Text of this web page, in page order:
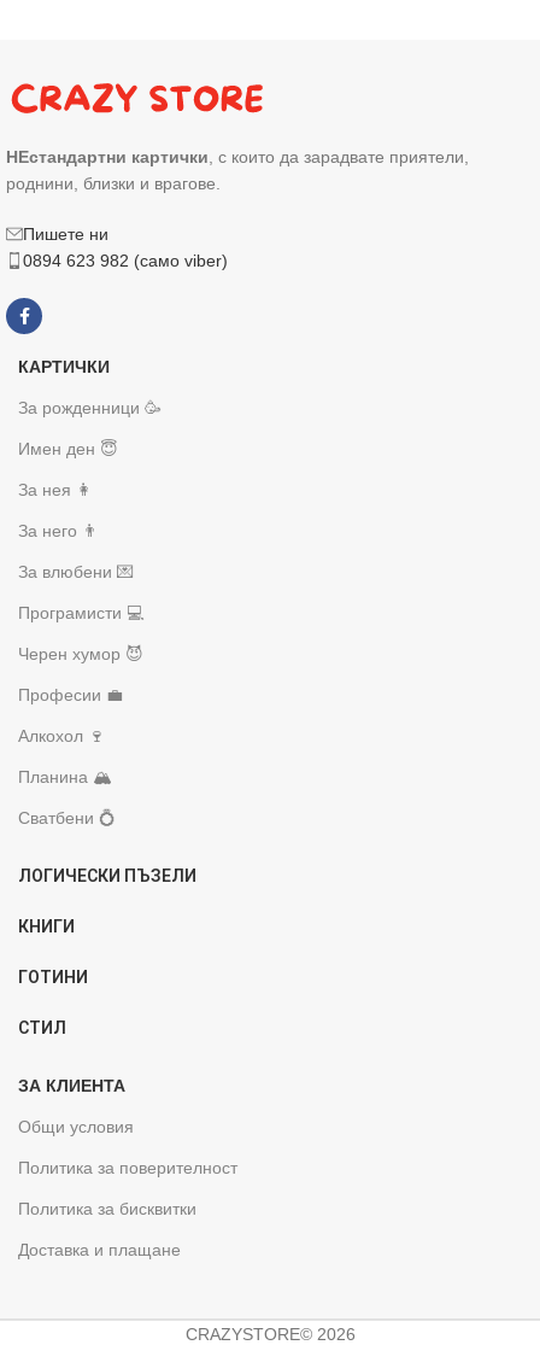
НЕстандартни картички, с които да зарадвате приятели,
роднини, близки и врагове.
Пишете ни
0894 623 982 (само viber)
КАРТИЧКИ
За рожденници 🥳
Имен ден 😇
За нея 👩
За него 👨
За влюбени 💌
Програмисти 💻
Черен хумор 😈
Професии 💼
Алкохол 🍷
Планина 🏔️
Сватбени 💍
ЛОГИЧЕСКИ ПЪЗЕЛИ
КНИГИ
ГОТИНИ
СТИЛ
ЗА КЛИЕНТА
Общи условия
Политика за поверителност
Политика за бисквитки
Доставка и плащане
CRAZYSTORE© 2026